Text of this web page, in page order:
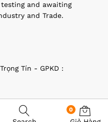
Tín - GPKD :
and awaiting
and Trade.
0